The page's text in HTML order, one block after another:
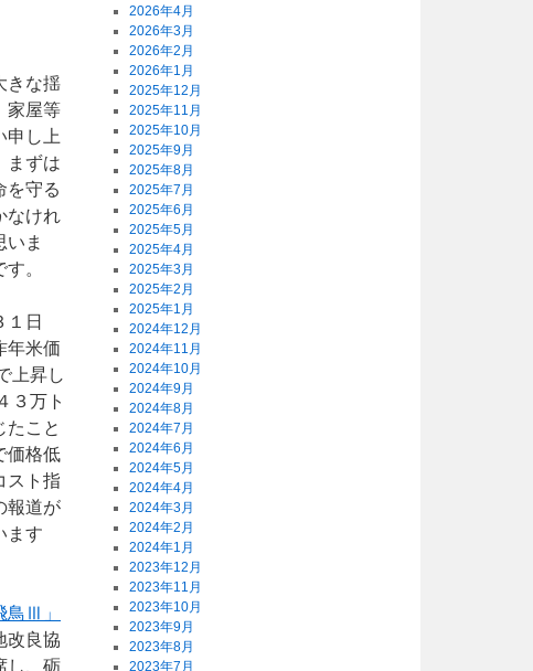
きな揺
家屋等
申し上
まずは
を守る
なけれ
いま
。
日
年米価
上昇し
３万ト
たこと
価格低
スト指
報道が
ます
鳥Ⅲ」
改良協
し、砺
2026年4月
2026年3月
2026年2月
2026年1月
2025年12月
2025年11月
2025年10月
2025年9月
2025年8月
2025年7月
2025年6月
2025年5月
2025年4月
2025年3月
2025年2月
2025年1月
2024年12月
2024年11月
2024年10月
2024年9月
2024年8月
2024年7月
2024年6月
2024年5月
2024年4月
2024年3月
2024年2月
2024年1月
2023年12月
2023年11月
2023年10月
2023年9月
2023年8月
2023年7月